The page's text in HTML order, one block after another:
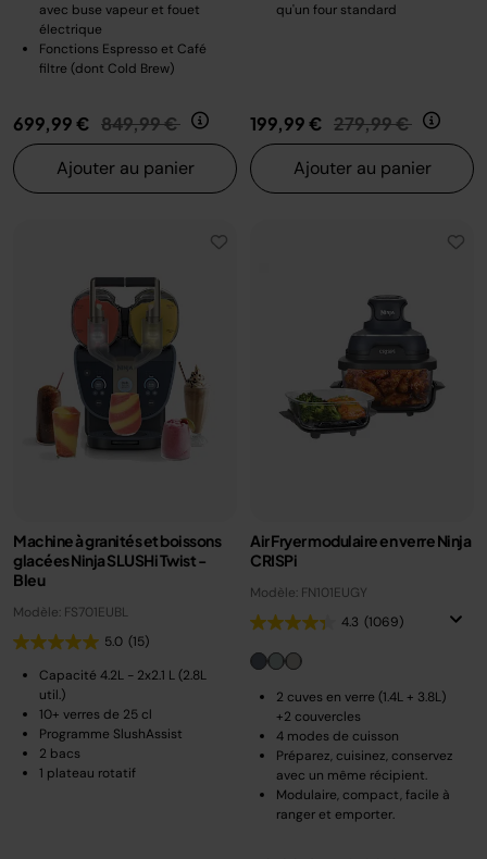
avec buse vapeur et fouet
électrique
Fonctions Espresso et Café
filtre (dont Cold Brew)
699,99 € Prix réduit de
849,99 € au
Ajouter au panier
qu'un four standard
199,99 € Prix réduit de
279,99 € au
Ajouter au panier
Machine à granités et boissons
glacées Ninja SLUSHi Twist -
Bleu
Modèle: FS701EUBL
5.0 (15)
Capacité 4.2L - 2x2.1 L (2.8L
util.)
10+ verres de 25 cl
Programme SlushAssist
2 bacs
1 plateau rotatif
Air Fryer modulaire en verre Ninja
CRISPi
Modèle: FN101EUGY
4.3 (1069)
2 cuves en verre (1.4L + 3.8L)
+2 couvercles
4 modes de cuisson
Préparez, cuisinez, conservez
avec un même récipient.
Modulaire, compact, facile à
ranger et emporter.